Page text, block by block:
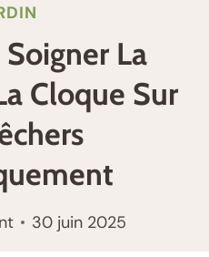
La
Cloque Sur
30 juin 2025